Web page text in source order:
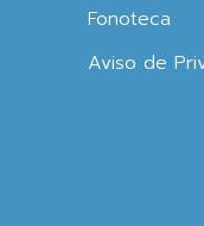
Fonoteca
Aviso de